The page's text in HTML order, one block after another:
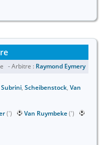
- Arbitre : Raymond Eymery
Subrini, Scheibenstock, Van
(') Van Ruymbeke(')